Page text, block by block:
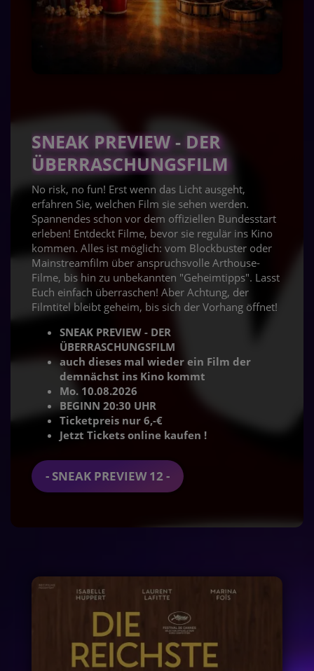
SNEAK PREVIEW - DER
ÜBERRASCHUNGSFILM
No risk, no fun! Erst wenn das Licht ausgeht,
erfahren Sie, welchen Film sie sehen werden.
Spannendes schon vor dem offiziellen Bundesstart
erleben! Entdeckt Filme, bevor sie regulär ins Kino
kommen. Alles ist möglich: vom Blockbuster oder
Mainstreamfilm über anspruchsvolle Arthouse-
Filme, bis hin zu unbekannten "Geheimtipps". Lasst
Euch einfach überraschen! Aber Achtung, der
Filmtitel bleibt geheim, bis sich der Vorhang öffnet!
SNEAK PREVIEW - DER
ÜBERRASCHUNGSFILM
auch dieses mal wieder ein Film der
demnächst ins Kino kommt
Mo. 10.08.2026
BEGINN 20:30 UHR
Ticketpreis nur 6,-€
Jetzt Tickets online kaufen !
- SNEAK PREVIEW 12 -